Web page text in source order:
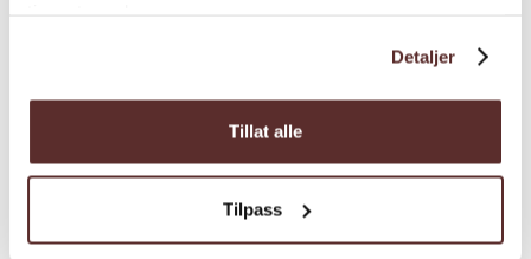
Detaljer
Tillat alle
Tilpass